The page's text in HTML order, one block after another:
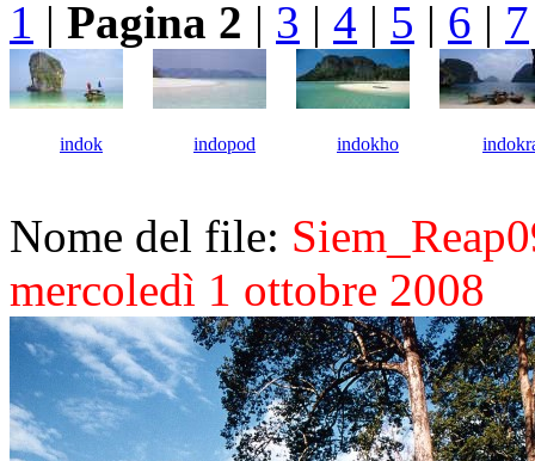
1 | Pagina 2 | 3 | 4 | 5 | 6 | 7
indok indopod indokho
Nome del file:
mercoledì 1 ottobre 2008